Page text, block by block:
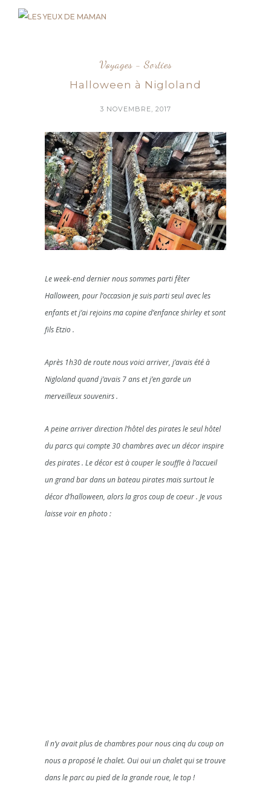
Voyages - Sorties
Halloween à Nigloland
3 NOVEMBRE, 2017
Le week-end dernier nous sommes parti fêter
Halloween, pour l’occasion je suis parti seul avec les
enfants et j’ai rejoins ma copine d’enfance shirley et sont
fils Etzio .
Après 1h30 de route nous voici arriver, j’avais été à
Nigloland quand j’avais 7 ans et j’en garde un
merveilleux souvenirs .
A peine arriver direction l’hôtel des pirates le seul hôtel
du parcs qui compte 30 chambres avec un décor inspire
des pirates . Le décor est à couper le souffle à l’accueil
un grand bar dans un bateau pirates mais surtout le
décor d’halloween, alors la gros coup de coeur . Je vous
laisse voir en photo :
Il n’y avait plus de chambres pour nous cinq du coup on
nous a proposé le chalet. Oui oui un chalet qui se trouve
dans le parc au pied de la grande roue, le top !